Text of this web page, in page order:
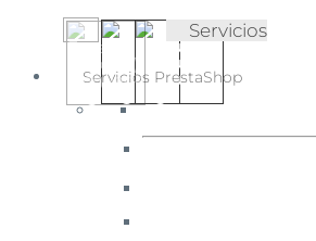
EspañolEnglishPortuguês
Ecommerce
【Expertos
expertos
PrestaShop
Servicios
Servicios PrestaShop